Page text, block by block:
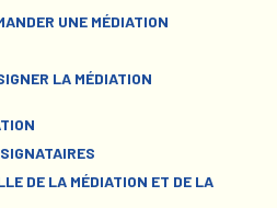
UNE MÉDIATION
LA MÉDIATION
DE LA MÉDIATION ET DE LA